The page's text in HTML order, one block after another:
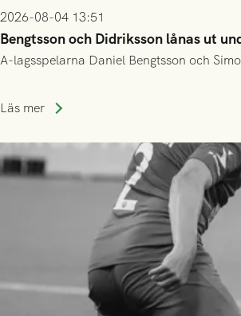
2026-08-04 13:51
Bengtsson och Didriksson lånas ut
A-lagsspelarna Daniel Bengtsson och
Läs mer